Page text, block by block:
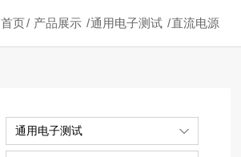
首页/ 产品展示 /通用电子测试 /直流电源
通用电子测试